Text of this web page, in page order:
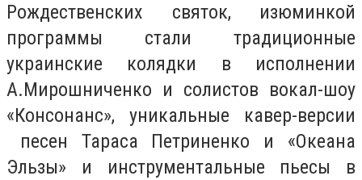
Рождественских святок, изюминкой
программы стали традиционные
украинские колядки в исполнении
А.Мирошниченко и солистов вокал-шоу
«Консонанс», уникальные кавер-версии
песен Тараса Петриненко и «Океана
Эльзы» и инструментальные пьесы в